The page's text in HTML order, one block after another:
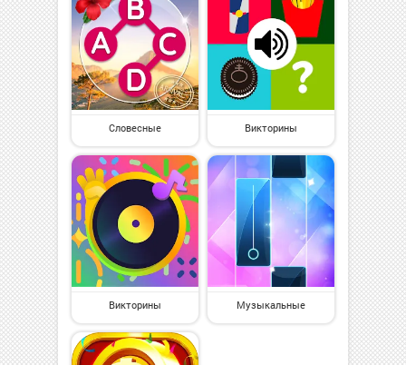
Словесные Викторины
Викторины Музыкальные